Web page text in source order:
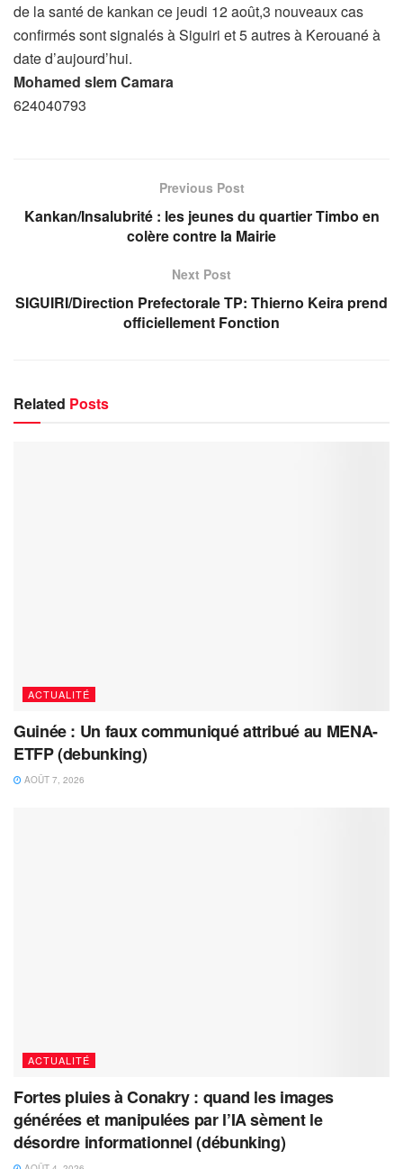
de la santé de kankan ce jeudi 12 août,3 nouveaux cas
confirmés sont signalés à Siguiri et 5 autres à Kerouané à
date d’aujourd’hui.
Mohamed slem Camara
624040793
Previous Post
Kankan/Insalubrité : les jeunes du quartier Timbo en
colère contre la Mairie
Next Post
SIGUIRI/Direction Prefectorale TP: Thierno Keira prend
officiellement Fonction
Related Posts
ACTUALITÉ
Guinée : Un faux communiqué attribué au MENA-
ETFP (debunking)
AOÛT 7, 2026
ACTUALITÉ
Fortes pluies à Conakry : quand les images
générées et manipulées par l’IA sèment le
désordre informationnel (débunking)